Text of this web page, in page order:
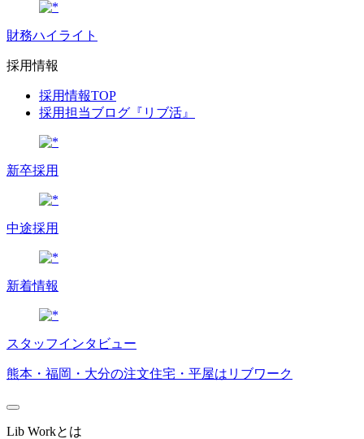
財務ハイライト
採用情報
採用情報TOP
採用担当ブログ『リブ活』
新卒採用
中途採用
新着情報
スタッフインタビュー
熊本・福岡・大分の注文住宅・平屋はリブワーク
Lib Workとは